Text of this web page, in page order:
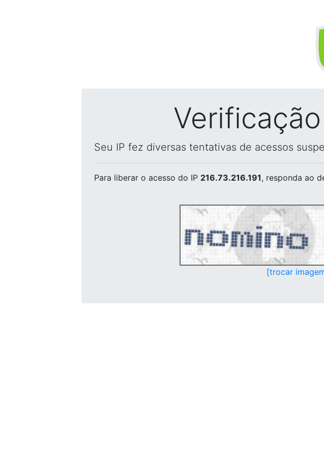
Seu IP fez diversas tentativas de acessos
Para liberar o acesso do IP 216.73.216.191, responda ao
[trocar